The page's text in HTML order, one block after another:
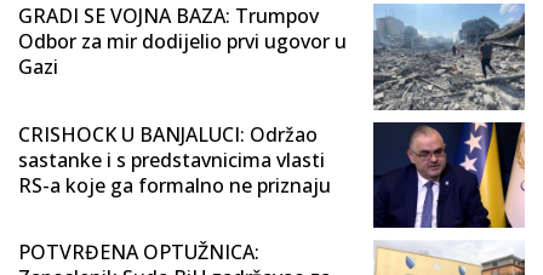
GRADI SE VOJNA BAZA: Trumpov
Odbor za mir dodijelio prvi ugovor u
Gazi
CRISHOCK U BANJALUCI: Održao
sastanke i s predstavnicima vlasti
RS-a koje ga formalno ne priznaju
POTVRĐENA OPTUŽNICA: